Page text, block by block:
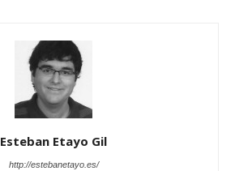
Esteban Etayo Gil
http://estebanetayo.es/